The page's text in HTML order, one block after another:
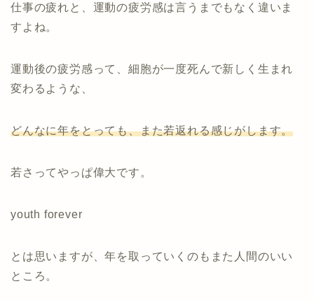
仕事の疲れと、運動の疲労感は言うまでもなく違いま
すよね。
運動後の疲労感って、細胞が一度死んで新しく生まれ
変わるような、
どんなに年をとっても、また若返れる感じがします。
若さってやっぱ偉大です。
youth forever
とは思いますが、年を取っていくのもまた人間のいい
ところ。